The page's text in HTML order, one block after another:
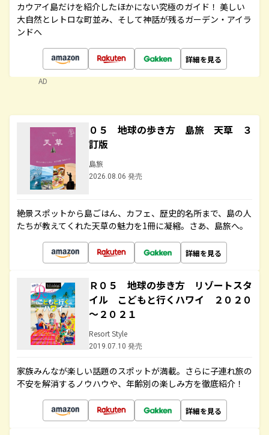
カウアイ島だけを紹介したほかにない究極のガイド！ 美しい
大自然とレトロな町並み、そして神話が残るガーデン・アイラ
ンドへ
詳細を見る
AD
０５ 地球の歩き方 島旅 天草 ３
訂版
島旅
2026.08.06 発売
絶景スポットから島ごはん、カフェ、歴史的名所まで、島の人
たちが教えてくれた天草の魅力を1冊に凝縮。さあ、島旅へ。
詳細を見る
Ｒ０５ 地球の歩き方 リゾートスタ
イル こどもと行くハワイ ２０２０
～２０２１
Resort Style
2019.07.10 発売
家族みんなが楽しい話題のスポットが満載。さらに子連れ旅の
不安を解消するノウハウや、年齢別の楽しみ方を徹底紹介！
詳細を見る